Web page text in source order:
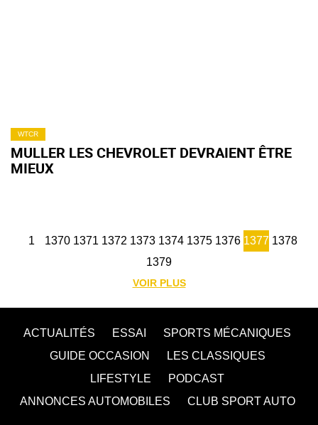
WTCR
MULLER LES CHEVROLET DEVRAIENT ÊTRE
MIEUX
1 1370 1371 1372 1373 1374 1375 1376 1377 1378
1379
VOIR PLUS
ACTUALITÉS ESSAI
SPORTS MÉCANIQUES
GUIDE OCCASION
LES CLASSIQUES
LIFESTYLE
PODCAST
ANNONCES AUTOMOBILES
CLUB SPORT AUTO